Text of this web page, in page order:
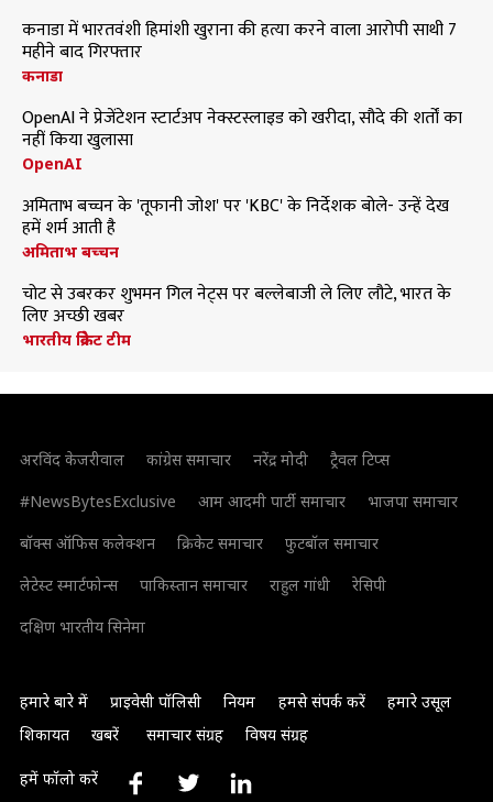
कनाडा में भारतवंशी हिमांशी खुराना की हत्या करने वाला आरोपी साथी 7
महीने बाद गिरफ्तार
कनाडा
OpenAI ने प्रेजेंटेशन स्टार्टअप नेक्स्टस्लाइड को खरीदा, सौदे की शर्तों का
नहीं किया खुलासा
OpenAI
अमिताभ बच्चन के 'तूफानी जोश' पर 'KBC' के निर्देशक बोले- उन्हें देख
हमें शर्म आती है
अमिताभ बच्चन
चोट से उबरकर शुभमन गिल नेट्स पर बल्लेबाजी ले लिए लौटे, भारत के
लिए अच्छी खबर
भारतीय क्रिकेट टीम
अरविंद केजरीवाल कांग्रेस समाचार नरेंद्र मोदी
ट्रैवल टिप्स
#NewsBytesExclusive
आम आदमी पार्टी समाचार
भाजपा समाचार
बॉक्स ऑफिस कलेक्शन
क्रिकेट समाचार
फुटबॉल समाचार
लेटेस्ट स्मार्टफोन्स
पाकिस्तान समाचार राहुल गांधी
रेसिपी
दक्षिण भारतीय सिनेमा
हमारे बारे में प्राइवेसी पॉलिसी नियम हमसे संपर्क करें
हमारे उसूल
शिकायत
खबरें समाचार संग्रह विषय संग्रह
हमें फॉलो करें